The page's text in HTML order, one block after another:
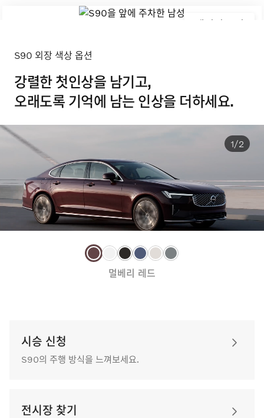
갤러리 보기
S90 외장 색상 옵션
강렬한 첫인상을 남기고,
오래도록 기억에 남는 인상을 더하세요.
1/2
멀베리 레드
시승 신청
S90의 주행 방식을 느껴보세요.
전시장 찾기